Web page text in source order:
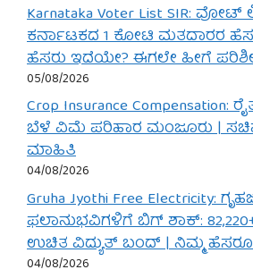
Karnataka Voter List SIR: ವೋಟ್
ಕರ್ನಾಟಕದ 1 ಕೋಟಿ ಮತದಾರರ
ಹೆಸರು ಇದೆಯೇ? ಈಗಲೇ ಹೀಗೆ
05/08/2026
Crop Insurance Compensation:
ಬೆಳೆ ವಿಮೆ ಪರಿಹಾರ ಮಂಜೂರು |
ಮಾಹಿತಿ
04/08/2026
Gruha Jyothi Free Electricity:
ಫಲಾನುಭವಿಗಳಿಗೆ ಬಿಗ್ ಶಾಕ್:
ಉಚಿತ ವಿದ್ಯುತ್ ಬಂದ್ | ನಿಮ್ಮ
04/08/2026